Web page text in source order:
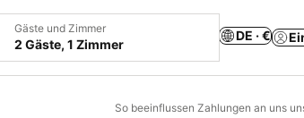
Gäste und Zimmer
2 Gäste, 1 Zimmer
DE · €
So beeinflussen Zahlungen an uns